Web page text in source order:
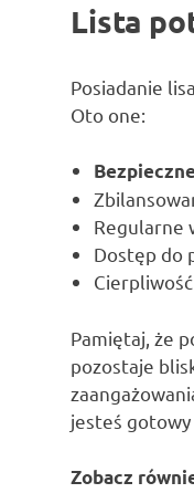
Lista
Posiadanie
Oto one:
Regularne
Dostęp do
Pamiętaj, że
pozostaje
jesteś gotowy
Zobacz